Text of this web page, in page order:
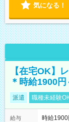
気になる！
【在宅OK】
＊時給1900
派遣 職種未経験
給与
時給